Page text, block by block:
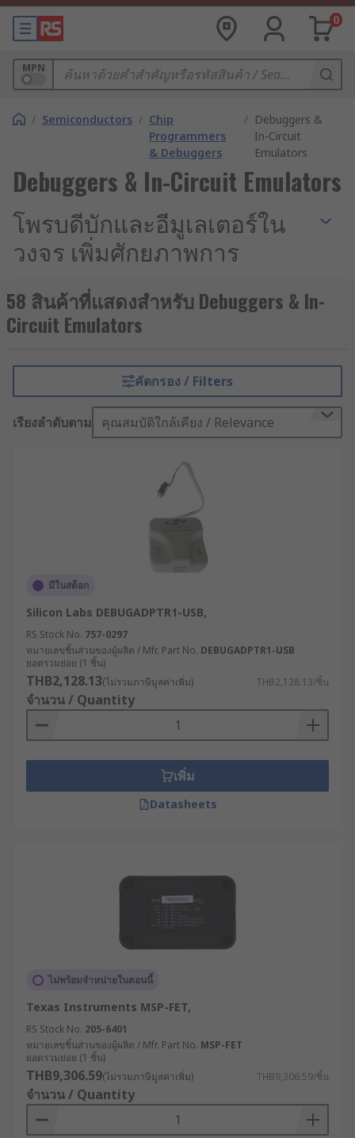
0
MPN
/ Semiconductors / Chip
Programmers
& Debuggers
/ Debuggers &
In-Circuit
Emulators
Debuggers & In-Circuit Emulators
โพรบดีบักและอีมูเลเตอร์ใน
วงจร เพิ่มศักยภาพการ
ทดสอบโปรแกรม
โพรบดีบัก (Debug Probe) และอีมูเลเตอร์ในวงจร (In-
Circuit Emulators) เป็นเครื่องมือที่สำคัญมากใน
ฝังตัว (Embedded Systems) และไมโคร
คอนโทรลเลอร์ (Microcontrollers) เครื่องมือเหล่านี้
ช่วยให้วิศวกรสามารถตรวจสอบและแก้ไขข้อผิดพลาด
ในโค้ดได้อย่างมีประสิทธิภาพ ขณะทำงานกับระบบ
กระบวนการพัฒนาโปรแกรมรวดเร็วขึ้นและลดปัญหา
การเกิดข้อผิดพลาดในระบบจริง
โพรบดีบักและอีมูเลเตอร์ใน
วงจรคืออะไร ?
ระหว่างคอมพิวเตอร์และบอร์ดไมโครคอนโทรลเลอร์
เพื่อให้สามารถตรวจสอบการทำงานของโปรแกรมที่รัน
อยู่ในระบบฝังตัวได้อย่างมีประสิทธิภาพ โดยสามารถดู
ค่าตัวแปรและรีจิสเตอร์ในโปรแกรมที่กำลังทำงานอยู่
ได้แบบเรียลไทม์
อีมูเลเตอร์ในวงจร (In-Circuit Emulator) คือ เครื่อง
คอนโทรลเลอร์ เพื่อทดสอบโปรแกรมจริงโดยไม่ต้องใช้
ไมโครคอนโทรลเลอร์หรือระบบจริง ช่วยให้วิศวกร
สามารถจำลองการทำงานในทุกเงื่อนไขได้ทันที
ดีบักและอีมูเลเตอร์ในวงจร
สำหรับหลักการทำงานของโพรบดีบักนั้น หัวใจสำคัญ
อยู่ที่การเชื่อมต่อกับบอร์ดไมโครคอนโทรลเลอร์ผ่าน
พอร์ตต่าง ๆ เช่น JTAG หรือ SWD (Serial Wire
Debug) เพื่อส่งข้อมูลระหว่างคอมพิวเตอร์และไมโคร
คอนโทรลเลอร์ โดยสามารถดูข้อมูลเชิงลึกภายใน
โปรแกรมขณะทำงาน เช่น ตัวแปรหรือรีจิสเตอร์ รวม
ถึงการตั้งจุดพัก (Breakpoints) เพื่อให้สามารถติดตาม
การทำงานของโปรแกรมได้ในแบบเรียลไทม์
อีมูเลเตอร์ในวงจร (In-Circuit Emulators) ใช้แทน
หรือจำลองการทำงานของ CPU และอุปกรณ์เสริมของ
ไมโครคอนโทรลเลอร์ภายในวงจรจริง ทำให้วิศวกร
58 สินค้าที่แสดงสำหรับ Debuggers & In-
Circuit Emulators
คัดกรอง / Filters
เรียงลำดับตาม คุณสมบัติใกล้เคียง / Relevance
มีในสต็อก
Silicon Labs DEBUGADPTR1-USB,
RS Stock No. 757-0297
หมายเลขชิ้นส่วนของผู้ผลิต / Mfr. Part No. DEBUGADPTR1-USB
ยอดรวมย่อย (1 ชิ้น)
THB2,128.13(ไม่รวมภาษีมูลค่าเพิ่ม) THB2,128.13/ชิ้น
จำนวน / Quantity
เพิ่ม
Datasheets
ไม่พร้อมจำหน่ายในตอนนี้
Texas Instruments MSP-FET,
RS Stock No. 205-6401
หมายเลขชิ้นส่วนของผู้ผลิต / Mfr. Part No. MSP-FET
ยอดรวมย่อย (1 ชิ้น)
THB9,306.59(ไม่รวมภาษีมูลค่าเพิ่ม) THB9,306.59/ชิ้น
จำนวน / Quantity